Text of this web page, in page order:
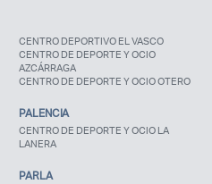
CENTRO DEPORTIVO EL VASCO
CENTRO DE DEPORTE Y OCIO
AZCÁRRAGA
CENTRO DE DEPORTE Y OCIO OTERO
PALENCIA
CENTRO DE DEPORTE Y OCIO LA
LANERA
PARLA